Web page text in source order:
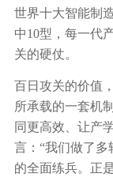
世界十大智能制
中10型，每一代
关的硬仗。
百日攻关的价值
所承载的一套机
同更高效、让产
言：“我们做了
的全面练兵。正